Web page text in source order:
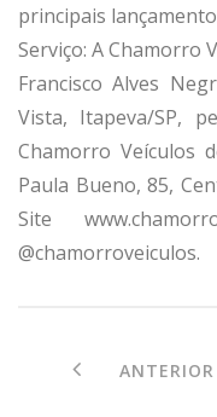
principais
Serviço: A Chamorro
Francisco Alves
Vista, Itapeva/SP,
Chamorro Veículos
Paula Bueno, 85,
Site
@chamorroveiculos.
ANTERIOR